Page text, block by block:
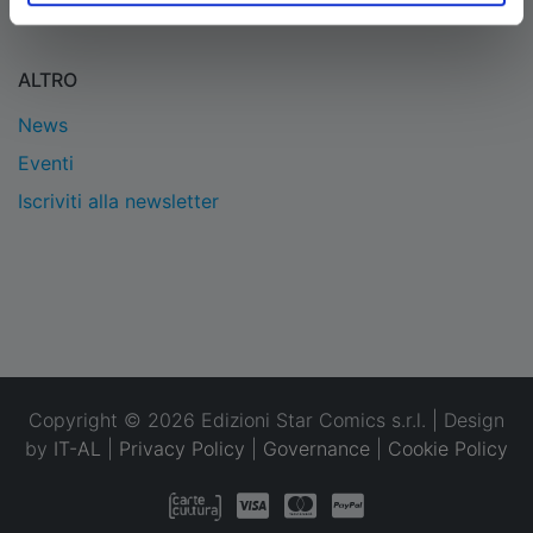
Condizioni
ALTRO
News
Eventi
Iscriviti alla newsletter
Copyright © 2026 Edizioni Star Comics s.r.l. | Design
by IT-AL Privacy Policy Governance Cookie Policy